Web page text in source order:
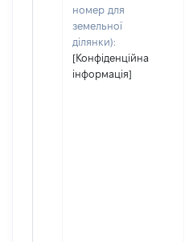
номер для
земельної
ділянки):
[Конфіденційна
інформація]